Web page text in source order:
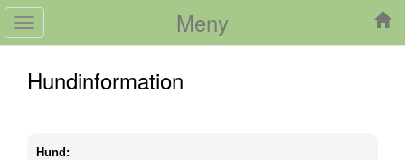
Meny
Toggle
navigation
Hundinformation
Hund: